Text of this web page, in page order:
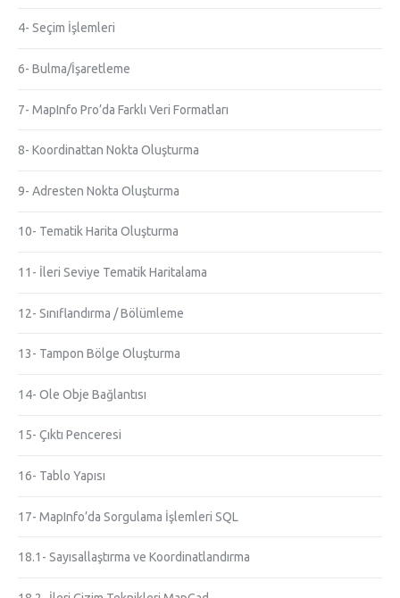
4- Seçim İşlemleri
6- Bulma/İşaretleme
7- MapInfo Pro’da Farklı Veri Formatları
8- Koordinattan Nokta Oluşturma
9- Adresten Nokta Oluşturma
10- Tematik Harita Oluşturma
11- İleri Seviye Tematik Haritalama
12- Sınıflandırma / Bölümleme
13- Tampon Bölge Oluşturma
14- Ole Obje Bağlantısı
15- Çıktı Penceresi
16- Tablo Yapısı
17- MapInfo’da Sorgulama İşlemleri SQL
18.1- Sayısallaştırma ve Koordinatlandırma